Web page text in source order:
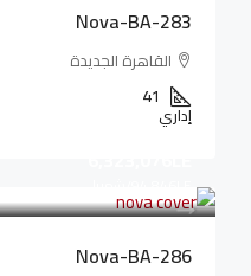
Nova-BA-283
القاهرة الجديدة
41
إداري
Nova-BA-286